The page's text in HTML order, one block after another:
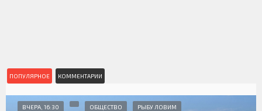
ПОПУЛЯРНОЕ КОММЕНТАРИИ
ВЧЕРА, 16:30 ОБЩЕСТВО РЫБУ ЛОВИМ